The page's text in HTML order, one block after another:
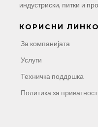
индустриски, питки и
КОРИСНИ
За компанијата
Услуги
Техничка поддршка
Политика за приватност